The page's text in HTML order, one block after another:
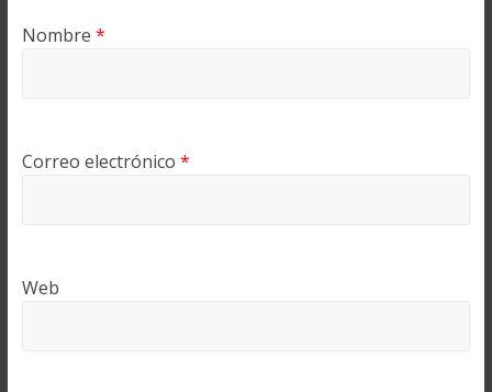
Nombre *
Correo electrónico *
Web